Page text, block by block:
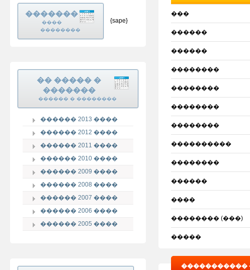
�������
����
��������
{sape}
�� ����� �
�������
������ � ��������
������ 2013 ����
������ 2012 ����
������ 2011 ����
������ 2010 ����
������ 2009 ����
������ 2008 ����
������ 2007 ����
������ 2006 ����
������ 2005 ����
���
������
������
��������
��������
��������
��������
����������
��������
������
����
�������� (���)
�����
�����������